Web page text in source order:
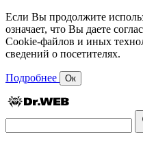
Если Вы продолжите
означает, что Вы даете
Cookie-файлов и иных
сведений о посетителях.
Подробнее Ок